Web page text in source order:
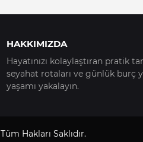
HAKKIMIZDA
Hayatınızı kolaylaştıran pratik
seyahat rotaları ve günlük burç
yaşamı yakalayın.
Tüm Hakları Saklıdır.